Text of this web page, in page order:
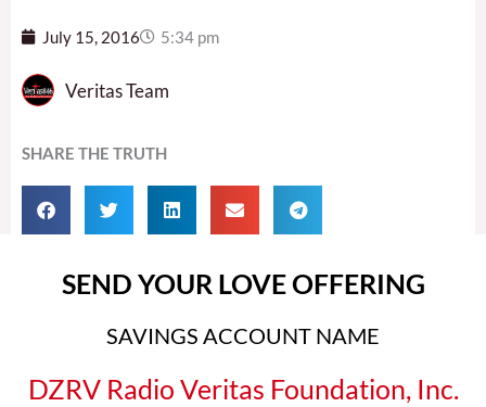
July 15, 2016 5:34 pm
Veritas Team
SHARE THE TRUTH
SEND YOUR LOVE OFFERING
SAVINGS ACCOUNT NAME
DZRV Radio Veritas Foundation, Inc.